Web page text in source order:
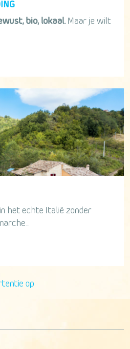
bio, lokaal.Maar je wilt
het echte Italië zonder
op